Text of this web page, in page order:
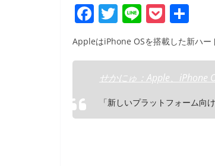
F
a
c
e
b
o
o
T
itt
er
Li
n
e
P
o
ck
et
有
AppleはiPhone OSを搭載した新ハー
せかにゅ：Apple、iPhone
「新しいプラットフォーム向